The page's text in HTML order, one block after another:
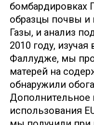
бомбардировках
образцы почвы
Газы, и анализ
2010 году,
Фаллудже, мы
матерей на
обнаружили
Дополнительное
использования